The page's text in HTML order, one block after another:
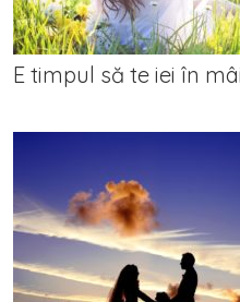
E timpul să te iei în